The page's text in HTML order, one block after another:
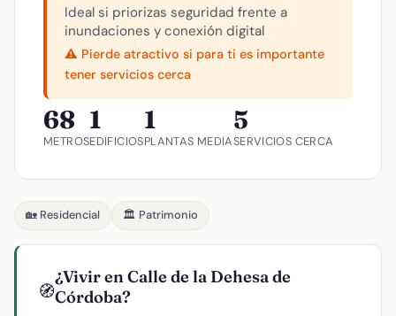
Ideal si priorizas seguridad frente a
inundaciones y conexión digital
⚠️ Pierde atractivo si para ti es importante
tener servicios cerca
68
METROS
1
EDIFICIOS
1
PLANTAS MEDIA
5
SERVICIOS CERCA
🏡 Residencial 🏛️ Patrimonio
🧭
¿Vivir en Calle de la Dehesa de
Córdoba?